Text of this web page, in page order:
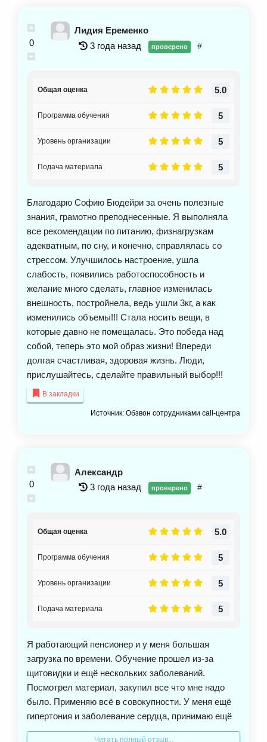
0
Лидия Еременко
3 года назад
проверено #
5.0
Общая оценка
5
Программа обучения
5
Уровень организации
5
Подача материала
Благодарю Софию Бюдейри за очень полезные
знания, грамотно преподнесенные. Я выполняла
все рекомендации по питанию, физнагрузкам
адекватным, по сну, и конечно, справлялась со
стрессом. Улучшилось настроение, ушла
слабость, появились работоспособность и
желание много сделать, главное изменилась
внешность, постройнела, ведь ушли 3кг, а как
изменились объемы!!! Стала носить вещи, в
которые давно не помещалась. Это победа над
собой, теперь это мой образ жизни! Впереди
долгая счастливая, здоровая жизнь. Люди,
прислушайтесь, сделайте правильный выбор!!!
В закладки
Источник: Обзвон сотрудниками call-центра
0
Александр
3 года назад
проверено #
5.0
Общая оценка
5
Программа обучения
5
Уровень организации
5
Подача материала
Я работающий пенсионер и у меня большая
загрузка по времени. Обучение прошел из-за
щитовидки и ещё нескольких заболеваний.
Посмотрел материал, закупил все что мне надо
было. Применяю всё в совокупности. У меня ещё
гипертония и заболевание сердца, принимаю ещё
бета блокаторы, чтобы не было срыва ритма.
Читать полный отзыв...